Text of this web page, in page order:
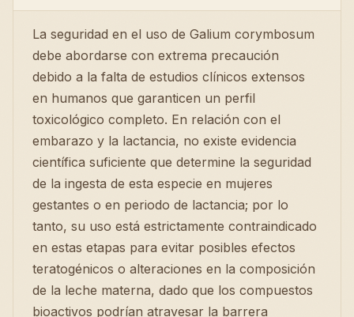
La seguridad en el uso de Galium corymbosum
debe abordarse con extrema precaución
debido a la falta de estudios clínicos extensos
en humanos que garanticen un perfil
toxicológico completo. En relación con el
embarazo y la lactancia, no existe evidencia
científica suficiente que determine la seguridad
de la ingesta de esta especie en mujeres
gestantes o en periodo de lactancia; por lo
tanto, su uso está estrictamente contraindicado
en estas etapas para evitar posibles efectos
teratogénicos o alteraciones en la composición
de la leche materna, dado que los compuestos
bioactivos podrían atravesar la barrera